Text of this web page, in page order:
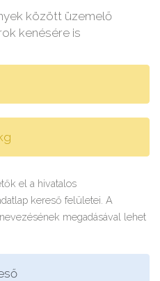
között üzemelő
kenésére is
el a hivatalos
kereső felületei. A
megadásával lehet